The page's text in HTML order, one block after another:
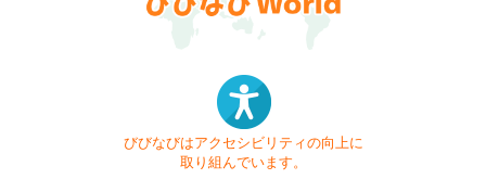
びびなびはアクセシビリティの向上に
取り組んでいます。